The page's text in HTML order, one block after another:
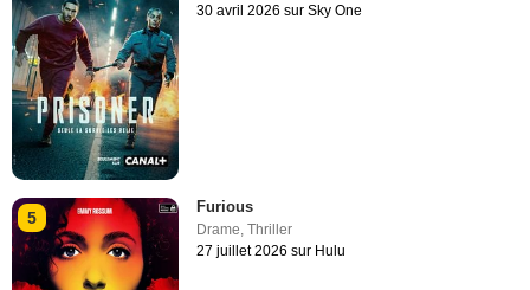
30 avril 2026 sur Sky One
5
Furious
Drame,Thriller
27 juillet 2026 sur Hulu